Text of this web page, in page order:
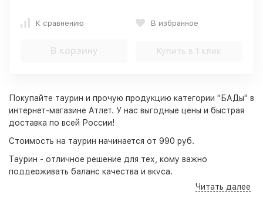
К сравнению В избранное
В корзину Купить в 1 клик
Покупайте таурин и прочую продукцию категории "БАДы" в
интернет-магазине Атлет. У нас выгодные цены и быстрая
доставка по всей России!
Стоимость на таурин начинается от 990 руб.
Таурин - отличное решение для тех, кому важно
поддерживать баланс качества и вкуса.
Читать далее